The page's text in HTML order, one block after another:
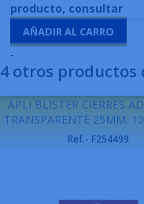
producto, consultar
AÑADIR AL CARRO
-
4 otros productos
APLI BLISTER CIERRES
TRANSPARENTE 25MM.
Ref.- F254499